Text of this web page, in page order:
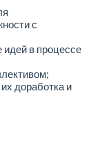
с
идей в процессе
доработка и